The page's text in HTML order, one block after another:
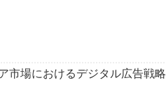
市場におけるデジタル広告戦略